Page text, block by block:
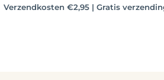
Verzendkosten €2,95 | Gratis